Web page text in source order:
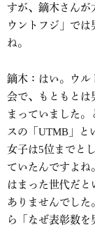
すが、鏑木さんが
ウントフジ」で
ね。
鏑木：はい。ウル
会で、もともとは
まっていました。
スの「UTMB」と
女子は5位までと
ていたんですよね
はまった世代だ
ありませんでした
ら「なぜ表彰数を